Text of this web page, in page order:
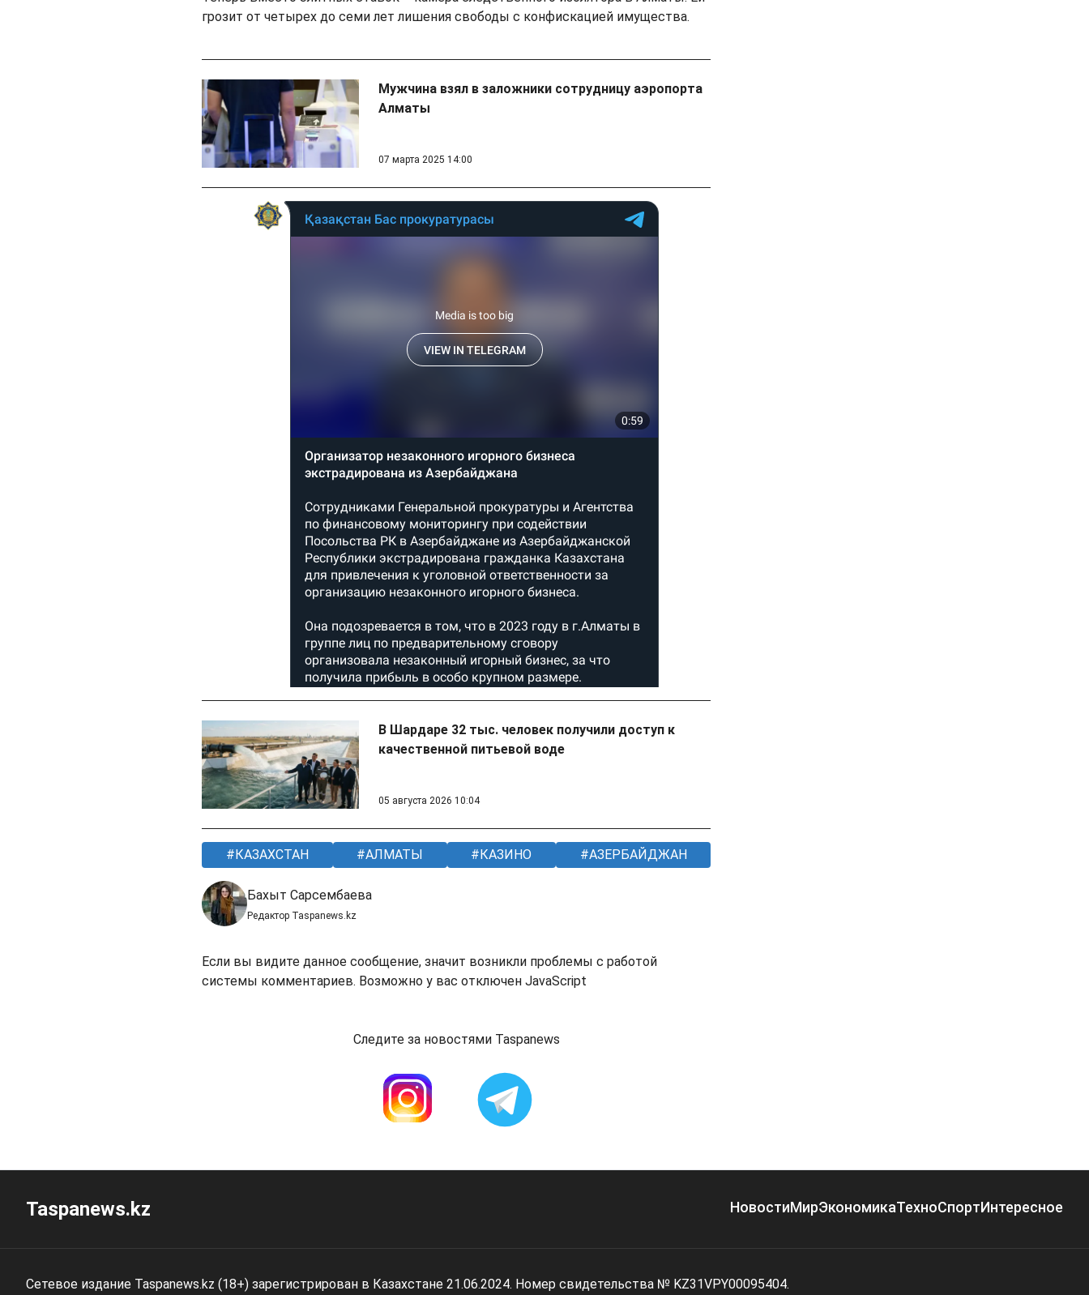
грозит от четырех до семи лет лишения свободы с конфискацией имущества.
Мужчина взял в заложники сотрудницу аэропорта
Алматы
07 марта 2025 14:00
В Шардаре 32 тыс. человек получили доступ к
качественной питьевой воде
05 августа 2026 10:04
КАЗАХСТАН АЛМАТЫ КАЗИНО АЗЕРБАЙДЖАН
Бахыт Сарсембаева
Редактор Taspanews.kz
Если вы видите данное сообщение, значит возникли проблемы с работой
системы комментариев. Возможно у вас отключен JavaScript
Следите за новостями Taspanews
Taspanews.kz НовостиМирЭкономикаТехноСпортИнтересное
Сетевое издание Taspanews.kz (18+) зарегистрирован в Казахстане 21.06.2024. Номер свидетельства № KZ31VPY00095404.